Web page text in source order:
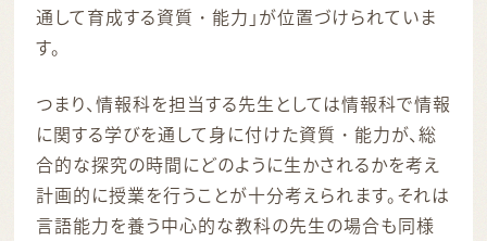
通して育成する資質・能力」が位置づけられていま
す。
つまり、情報科を担当する先生としては情報科で情報
に関する学びを通して身に付けた資質・能力が、総
合的な探究の時間にどのように生かされるかを考え
計画的に授業を行うことが十分考えられます。それは
言語能力を養う中心的な教科の先生の場合も同様